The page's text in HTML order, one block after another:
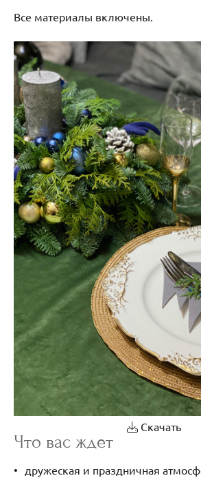
Все материалы включены.
Скачать
Что вас ждет
дружеская и праздничная